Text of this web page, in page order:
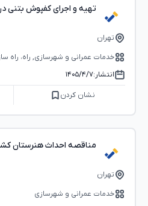
تهیه و اجرای کفپوش بتنی در
تهران
خدمات عمرانی و شهرسازی, راه، راه‌
انتشار:۱۴۰۵/۴/۷
نشان کردن
مناقصه احداث هنرستان
تهران
خدمات عمرانی و شهرسازی